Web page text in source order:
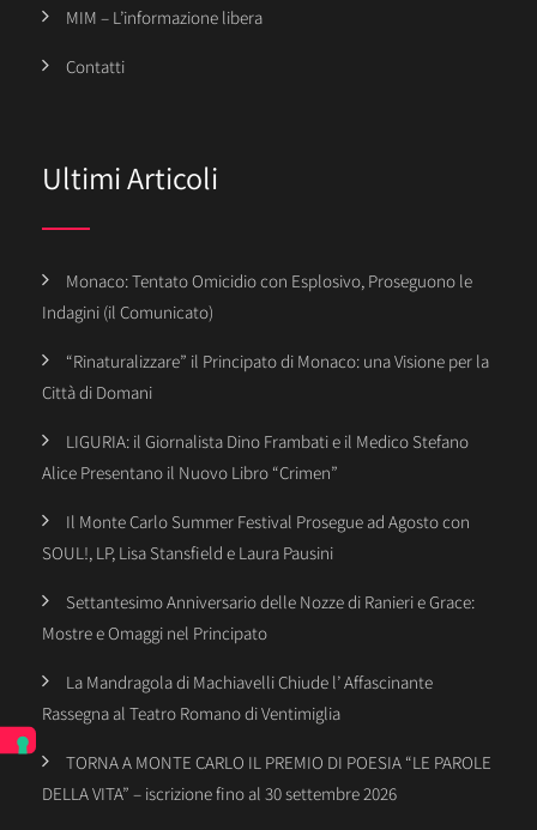
MIM – L’informazione libera
Contatti
Ultimi Articoli
Monaco: Tentato Omicidio con Esplosivo, Proseguono le
Indagini (il Comunicato)
“Rinaturalizzare” il Principato di Monaco: una Visione per la
Città di Domani
LIGURIA: il Giornalista Dino Frambati e il Medico Stefano
Alice Presentano il Nuovo Libro “Crimen”
Il Monte Carlo Summer Festival Prosegue ad Agosto con
SOUL!, LP, Lisa Stansfield e Laura Pausini
Settantesimo Anniversario delle Nozze di Ranieri e Grace:
Mostre e Omaggi nel Principato
La Mandragola di Machiavelli Chiude l’ Affascinante
Rassegna al Teatro Romano di Ventimiglia
TORNA A MONTE CARLO IL PREMIO DI POESIA “LE PAROLE
DELLA VITA” – iscrizione fino al 30 settembre 2026